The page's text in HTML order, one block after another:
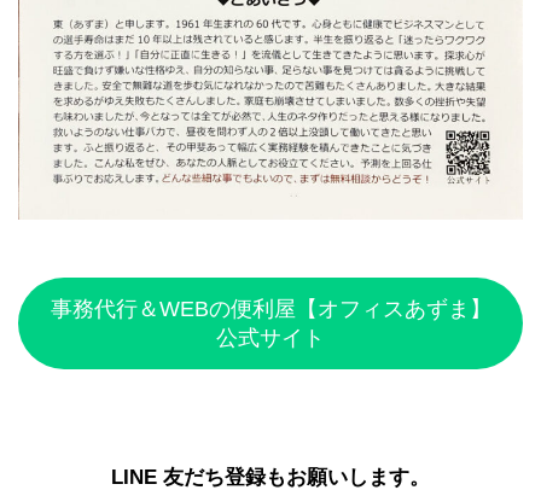
事務代行＆WEBの便利屋【オフィスあずま】
公式サイト
LINE 友だち登録もお願いします。